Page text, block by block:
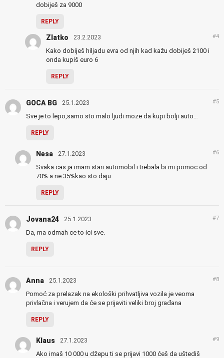
dobiješ za 9000
REPLY
Zlatko 23.2.2023 #4
Kako dobiješ hiljadu evra od njih kad kažu dobiješ 2100 i
onda kupiš euro 6
REPLY
GOCA BG 25.1.2023 #5
Sve je to lepo,samo sto malo ljudi moze da kupi bolji auto…
REPLY
Nesa 27.1.2023 #6
Svaka cas ja imam stari automobil i trebala bi mi pomoc od
70% a ne 35%kao sto daju
REPLY
Jovana24 25.1.2023 #7
Da, ma odmah ce to ici sve.
REPLY
Anna 25.1.2023 #8
Pomoć za prelazak na ekološki prihvatljiva vozila je veoma
privlačna i verujem da će se prijaviti veliki broj građana
REPLY
Klaus 27.1.2023 #9
Ako imaš 10 000 u džepu ti se prijavi 1000 ćeš da uštediš